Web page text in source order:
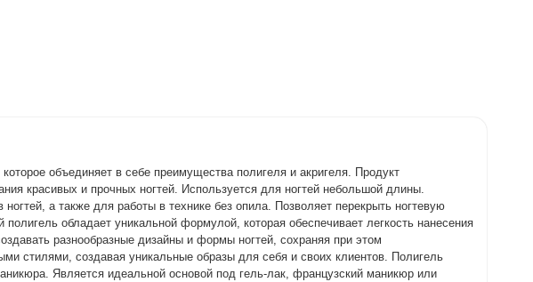
объединяет в себе преимущества полигеля и акригеля. Продукт
красивых и прочных ногтей. Используется для ногтей небольшой длины.
а также для работы в технике без опила. Позволяет перекрыть ногтевую
обладает уникальной формулой, которая обеспечивает легкость нанесения
разнообразные дизайны и формы ногтей, сохраняя при этом
стилями, создавая уникальные образы для себя и своих клиентов. Полигель
Является идеальной основой под гель-лак, французский маникюр или